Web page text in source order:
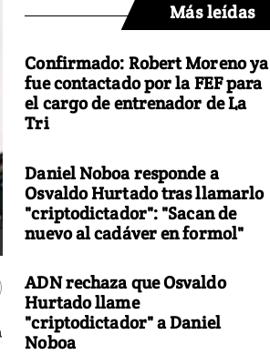
Más leídas
Confirmado: Robert Moreno ya
fue contactado por la FEF para
el cargo de entrenador de La
Tri
Daniel Noboa responde a
Osvaldo Hurtado tras llamarlo
"criptodictador": "Sacan de
nuevo al cadáver en formol"
ADN rechaza que Osvaldo
Hurtado llame
"criptodictador" a Daniel
Noboa